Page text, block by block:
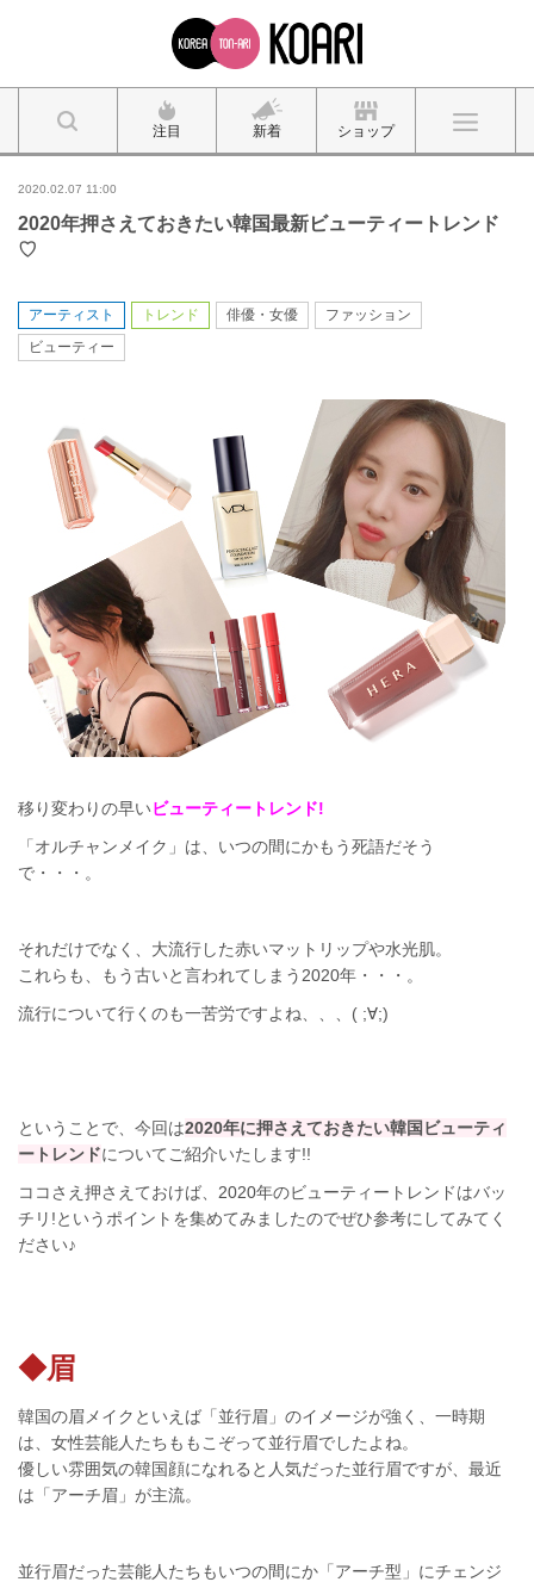
注目 新着 ショップ
2020.02.07 11:00
2020年押さえておきたい韓国最新ビューティートレンド
♡
アーティスト トレンド 俳優・女優
ファッション
ビューティー
移り変わりの早いビューティートレンド!
「オルチャンメイク」は、いつの間にかもう死語だそう
で・・・。
それだけでなく、大流行した赤いマットリップや水光肌。
これらも、もう古いと言われてしまう2020年・・・。
流行について行くのも一苦労ですよね、、、( ;∀;)
ということで、今回は2020年に押さえておきたい韓国ビューティ
ートレンドについてご紹介いたします!!
ココさえ押さえておけば、2020年のビューティートレンドはバッ
チリ!というポイントを集めてみましたのでぜひ参考にしてみてく
ださい♪
◆眉
韓国の眉メイクといえば「並行眉」のイメージが強く、一時期
は、女性芸能人たちももこぞって並行眉でしたよね。
優しい雰囲気の韓国顔になれると人気だった並行眉ですが、最近
は「アーチ眉」が主流。
並行眉だった芸能人たちもいつの間にか「アーチ型」にチェンジ